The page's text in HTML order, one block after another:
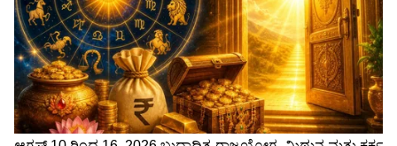
ಗಗನಯಾತ್ರಿಗಳಿಗೆ ಆಕಾಶದಲ್ಲೇ
ಬಿಸಿ ಬಿಸಿ ಊಟ, ಬಾಹ್ಯಾಕಾಶದಲ್ಲಿ
ಭತ್ತದ ಕಟಾವು ಮಾಡಿ ಇತಿಹಾಸ
ನಿರ್ಮಿಸಿದ ವಿಜ್ಞಾನಿಗಳು
Science: ವಿಜ್ಞಾನ
ಲೋಕದಲ್ಲೊಂದು ಅಪರೂಪದ
ಶೋಧ! 12 ವರ್ಷಗಳ ಸುದೀರ್ಘ
ಹುಡುಕಾಟದ ಬಳಿಕ 'ಡೈಮಂಡ್